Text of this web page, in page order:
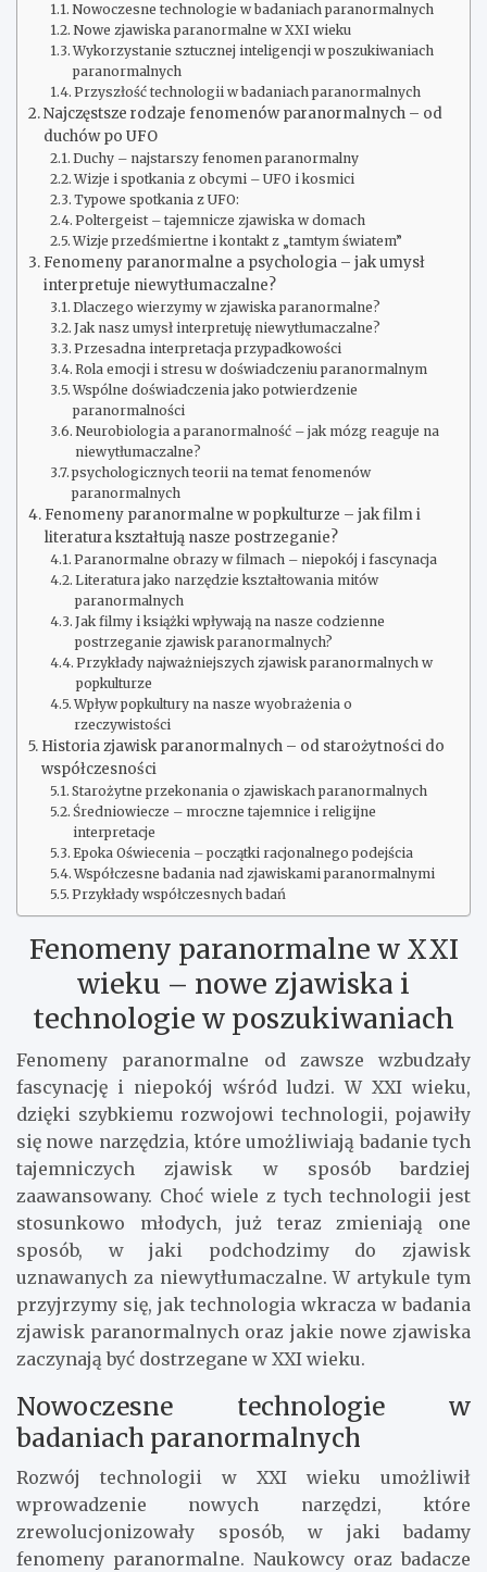
Nowoczesne technologie w badaniach paranormalnych
Nowe zjawiska paranormalne w XXI wieku
Wykorzystanie sztucznej inteligencji w poszukiwaniach
paranormalnych
Przyszłość technologii w badaniach paranormalnych
Najczęstsze rodzaje fenomenów paranormalnych – od
duchów po UFO
Duchy – najstarszy fenomen paranormalny
Wizje i spotkania z obcymi – UFO i kosmici
Typowe spotkania z UFO:
Poltergeist – tajemnicze zjawiska w domach
Wizje przedśmiertne i kontakt z „tamtym światem”
Fenomeny paranormalne a psychologia – jak umysł
interpretuje niewytłumaczalne?
Dlaczego wierzymy w zjawiska paranormalne?
Jak nasz umysł interpretuję niewytłumaczalne?
Przesadna interpretacja przypadkowości
Rola emocji i stresu w doświadczeniu paranormalnym
Wspólne doświadczenia jako potwierdzenie
paranormalności
Neurobiologia a paranormalność – jak mózg reaguje na
niewytłumaczalne?
psychologicznych teorii na temat fenomenów
paranormalnych
Fenomeny paranormalne w popkulturze – jak film i
literatura kształtują nasze postrzeganie?
Paranormalne obrazy w filmach – niepokój i fascynacja
Literatura jako narzędzie kształtowania mitów
paranormalnych
Jak filmy i książki wpływają na nasze codzienne
postrzeganie zjawisk paranormalnych?
Przykłady najważniejszych zjawisk paranormalnych w
popkulturze
Wpływ popkultury na nasze wyobrażenia o
rzeczywistości
Historia zjawisk paranormalnych – od starożytności do
współczesności
Starożytne przekonania o zjawiskach paranormalnych
Średniowiecze – mroczne tajemnice i religijne
interpretacje
Epoka Oświecenia – początki racjonalnego podejścia
Współczesne badania nad zjawiskami paranormalnymi
Przykłady współczesnych badań
Fenomeny paranormalne w XXI
wieku – nowe zjawiska i
technologie w poszukiwaniach
Fenomeny paranormalne od zawsze wzbudzały
fascynację i niepokój wśród ludzi. W XXI wieku,
dzięki szybkiemu rozwojowi technologii, pojawiły
się nowe narzędzia, które umożliwiają badanie tych
tajemniczych zjawisk w sposób bardziej
zaawansowany. Choć wiele z tych technologii jest
stosunkowo młodych, już teraz zmieniają one
sposób, w jaki podchodzimy do zjawisk
uznawanych za niewytłumaczalne. W artykule tym
przyjrzymy się, jak technologia wkracza w badania
zjawisk paranormalnych oraz jakie nowe zjawiska
zaczynają być dostrzegane w XXI wieku.
Nowoczesne technologie w
badaniach paranormalnych
Rozwój technologii w XXI wieku umożliwił
wprowadzenie nowych narzędzi, które
zrewolucjonizowały sposób, w jaki badamy
fenomeny paranormalne. Naukowcy oraz badacze